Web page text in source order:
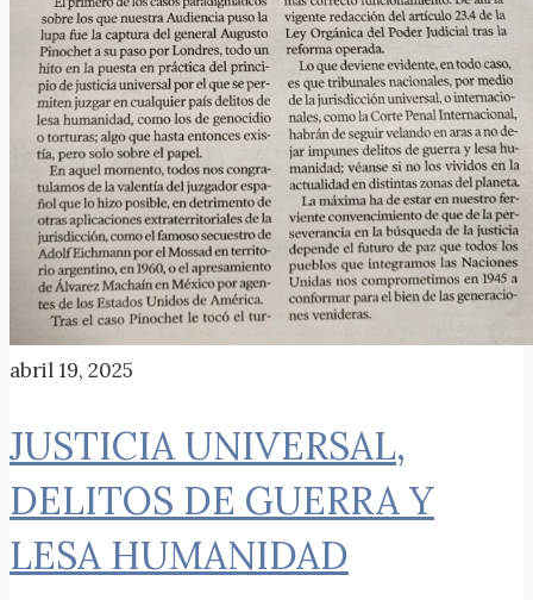
abril 19, 2025
JUSTICIA UNIVERSAL,
DELITOS DE GUERRA Y
LESA HUMANIDAD